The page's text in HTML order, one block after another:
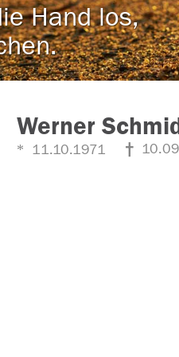
Hand los,
Werner
11.10.1971